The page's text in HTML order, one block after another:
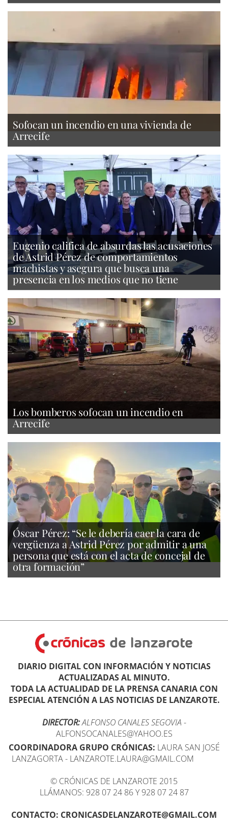
Sofocan un incendio en una vivienda de
Arrecife
Eugenio califica de absurdas las acusaciones
de Astrid Pérez de comportamientos
machistas y asegura que busca una
presencia en los medios que no tiene
Los bomberos sofocan un incendio en
Arrecife
Óscar Pérez: “Se le debería caer la cara de
vergüenza a Astrid Pérez por admitir a una
persona que está con el acta de concejal de
otra formación”
DIARIO DIGITAL CON INFORMACIÓN Y NOTICIAS
ACTUALIZADAS AL MINUTO.
TODA LA ACTUALIDAD DE LA PRENSA CANARIA CON
ESPECIAL ATENCIÓN A LAS NOTICIAS DE LANZAROTE.
DIRECTOR:ALFONSO CANALES SEGOVIA -
ALFONSOCANALES@YAHOO.ES
COORDINADORA GRUPO CRÓNICAS: LAURA SAN JOSÉ
LANZAGORTA - LANZAROTE.LAURA@GMAIL.COM
© CRÓNICAS DE LANZAROTE 2015
LLÁMANOS: 928 07 24 86 Y 928 07 24 87
CONTACTO: CRONICASDELANZAROTE@GMAIL.COM